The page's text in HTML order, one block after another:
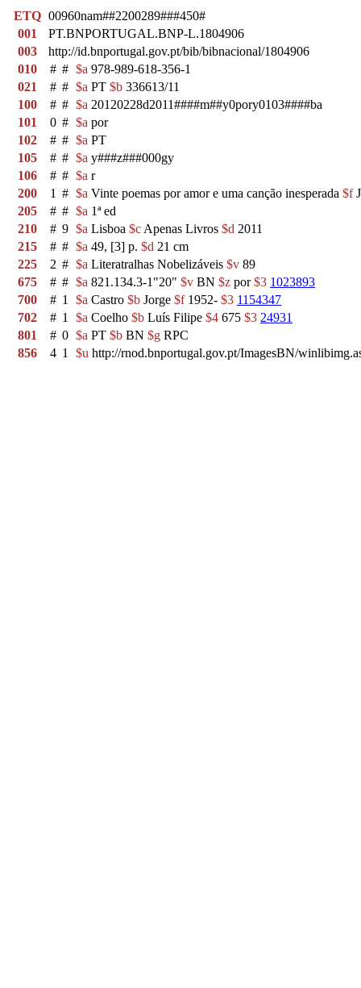
ETQ 00960nam##2200289###450#
001
PT.BNPORTUGAL.BNP-L.1804906
003
http://id.bnportugal.gov.pt/bib/bibnacional/1804906
010
# # $a 978-989-618-356-1
021
# # $a PT $b 336613/11
100
# # $a 20120228d2011####m##y0pory0103####ba
101
0 # $a por
102
# # $a PT
105
# # $a y###z###000gy
106
# # $a r
200
1 # $a Vinte poemas por amor e uma canção inesperada $f
205
# # $a 1ª ed
210
# 9 $a Lisboa $c Apenas Livros $d 2011
215
# # $a 49, [3] p. $d 21 cm
225
2 # $a Literatralhas Nobelizáveis $v 89
675
# # $a 821.134.3-1"20" $v BN $z por$3 1023893
700
# 1 $a Castro $b Jorge $f1952- $3 1154347
702
# 1 $a Coelho $b Luís Filipe $4 675 $3 24931
801
# 0 $a PT $b BN $g RPC
856
4 1 $u http://rnod.bnportugal.gov.pt/ImagesBN/